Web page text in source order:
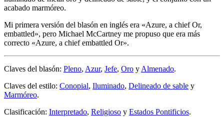
acabado marmóreo.
Mi primera versión del blasón en inglés era «Azure, a chief Or,
embattled», pero Michael McCartney me propuso que era más
correcto «Azure, a chief embattled Or».
Claves del blasón: Pleno, Azur, Jefe, Oro y Almenado.
Claves del estilo: Conopial, Iluminado, Delineado de sable y
Marmóreo.
Clasificación: Interpretado, Religioso y Estados Pontificios.